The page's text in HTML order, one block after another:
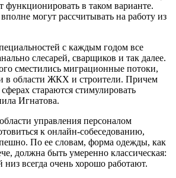
функционировать в таком варианте.
могут рассчитывать на работу из
с каждым годом все
слесарей, сварщиков и так далее.
сместились миграционные потоки,
в области ЖКХ и строители. Причем
стараются стимулировать
Игнатова.
управления персоналом
к онлайн-собеседованию,
По ее словам, форма одежды, как
должна быть умеренно классическая:
всегда очень хорошо работают.